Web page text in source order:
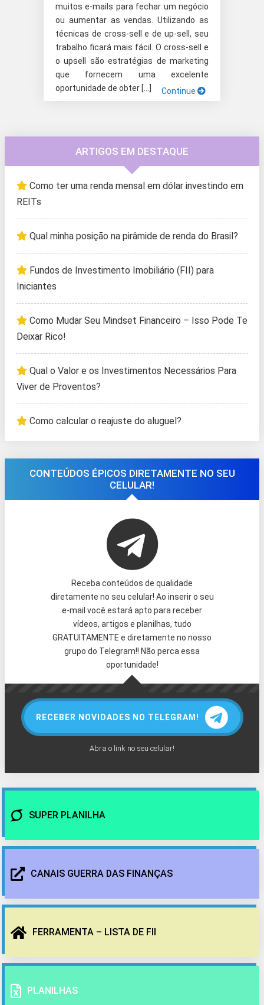
muitos e-mails para fechar um negócio
ou aumentar as vendas. Utilizando as
técnicas de cross-sell e de up-sell, seu
trabalho ficará mais fácil. O cross-sell e
o upsell são estratégias de marketing
que fornecem uma excelente
oportunidade de obter […]
Continue
ARTIGOS EM DESTAQUE
Como ter uma renda mensal em dólar investindo em
REITs
Qual minha posição na pirâmide de renda do Brasil?
Fundos de Investimento Imobiliário (FII) para
Iniciantes
Como Mudar Seu Mindset Financeiro – Isso Pode Te
Deixar Rico!
Qual o Valor e os Investimentos Necessários Para
Viver de Proventos?
Como calcular o reajuste do aluguel?
CONTEÚDOS ÉPICOS DIRETAMENTE NO SEU
CELULAR!
Receba conteúdos de qualidade
diretamente no seu celular! Ao inserir o seu
e-mail você estará apto para receber
vídeos, artigos e planilhas, tudo
GRATUITAMENTE e diretamente no nosso
grupo do Telegram!! Não perca essa
oportunidade!
RECEBER NOVIDADES NO TELEGRAM!
Abra o link no seu celular!
SUPER PLANILHA
CANAIS GUERRA DAS FINANÇAS
FERRAMENTA – LISTA DE FII
PLANILHAS